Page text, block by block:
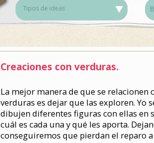
Tipos de ideas
Creaciones con verduras.
La mejor manera de que se relacionen
verduras es dejar que las exploren. Yo
dibujen diferentes figuras con ellas en
cuál es cada una y qué les aporta.
conseguiremos que pierdan el reparo